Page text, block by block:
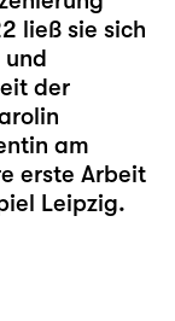
ließ sie sich
der
am
erste Arbeit
Leipzig.